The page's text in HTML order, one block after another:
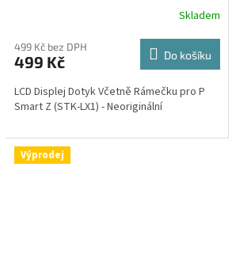
Skladem
499 Kč bez DPH
499 Kč Do košíku
LCD Displej Dotyk Včetně Rámečku pro P
Smart Z (STK-LX1) - Neoriginální
Výprodej